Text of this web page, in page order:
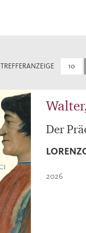
TREFFERANZEIGE 10
Der
2026